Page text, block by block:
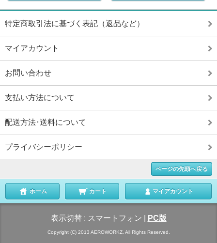
特定商取引法に基づく表記（返品など）
マイアカウント
お問い合わせ
支払い方法について
配送方法･送料について
プライバシーポリシー
ページの先頭へ戻る
ホーム カート マイアカウント
表示切替 : スマートフォン PC版
Copyright (C) 2013 AEROWORKZ. All Rights Reserved.